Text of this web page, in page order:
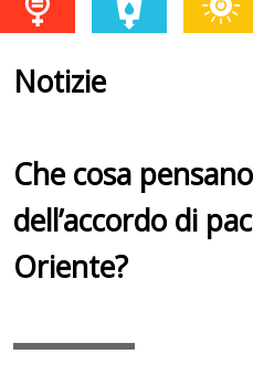
Notizie
Che cosa
dell’accordo di
Oriente?